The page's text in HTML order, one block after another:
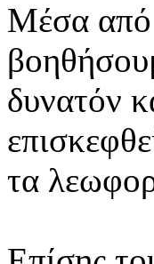
Μέσα από
δυνατόν
τα